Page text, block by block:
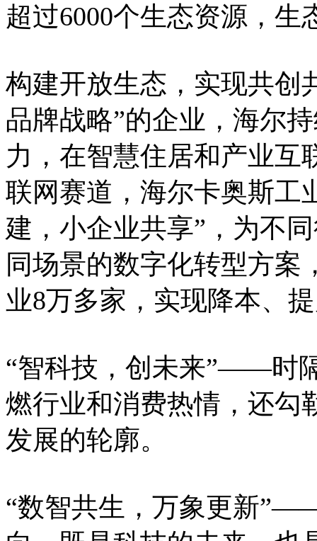
超过6000个生态资源，生
构建开放生态，实现共
品牌战略”的企业，海尔
力，在智慧住居和产业互
联网赛道，海尔卡奥斯工
建，小企业共享”，为不
同场景的数字化转型方案
业8万多家，实现降本、
“智科技，创未来”——时
燃行业和消费热情，还勾
发展的轮廓。
“数智共生，万象更新